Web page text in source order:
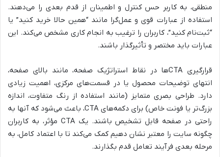
منطقی، به کاربر حس کنترل و اطمینان از قدم بعدی را می‌دهند.
استفاده از عبارات قوی و عمل‌گرا مانند “همین حالا خرید کنید” یا
“ثبت‌نام کنید”، کاربران را ترغیب به انجام کاری مشخص می‌کند. این
عبارات باید مختصر و تأثیرگذار باشند.
قرارگیری CTAها در نقاط استراتژیک صفحه، مانند بالای صفحه،
انتهای توضیحات محصول یا در قسمت‌های مرکزی، اهمیت زیادی
دارد. طراحی بصری متمایز (مانند استفاده از رنگ متفاوت، اندازه
بزرگ‌تر یا فونت خاص) برای دکمه‌های CTA، باعث می‌شود که آنها به
راحتی در صفحه قابل تشخیص باشند. یک CTA مؤثر، به کاربران
چگونه سایت را معتبر نشان دهیم کمک می‌کند تا با اعتماد کامل، به
مرحله بعدی فرآیند تعامل قدم بگذارند.